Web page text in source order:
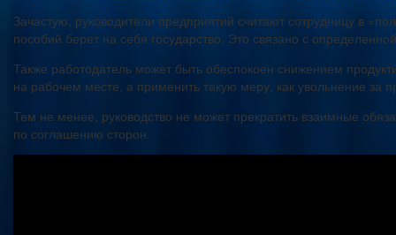
Зачастую, руководители предприятий считают сотрудницу в
пособий берет на себя государство. Это связано с
Также работодатель может быть обеспокоен снижением
на рабочем месте, а применить такую меру, как увольнение за
Тем не менее, руководство не может прекратить взаимные
по соглашению сторон.